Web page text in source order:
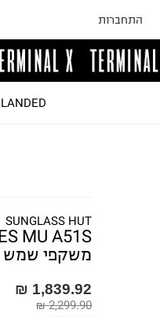
התחברות
SUNGLASS HUT
MU A51S
משקפי שמש
1,839.92 ₪
2,299.90 ₪